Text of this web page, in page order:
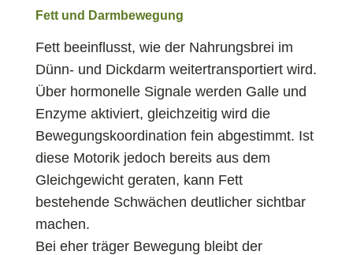
Fett und Darmbewegung
Fett beeinflusst, wie der Nahrungsbrei im
Dünn- und Dickdarm weitertransportiert wird.
Über hormonelle Signale werden Galle und
Enzyme aktiviert, gleichzeitig wird die
Bewegungskoordination fein abgestimmt. Ist
diese Motorik jedoch bereits aus dem
Gleichgewicht geraten, kann Fett
bestehende Schwächen deutlicher sichtbar
machen.
Bei eher träger Bewegung bleibt der